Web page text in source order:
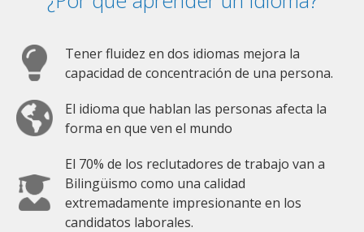
Tener fluidez en dos idiomas mejora la
capacidad de concentración de una persona.
El idioma que hablan las personas afecta la
forma en que ven el mundo
El 70% de los reclutadores de trabajo van a
Bilingüismo como una calidad
extremadamente impresionante en los
candidatos laborales.